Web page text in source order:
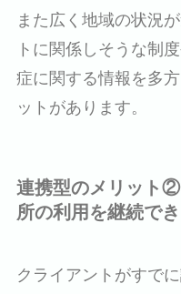
また広く地域の状況
トに関係しそうな制
症に関する情報を多
ットがあります。
連携型のメリット
所の利用を継続で
クライアントがすで